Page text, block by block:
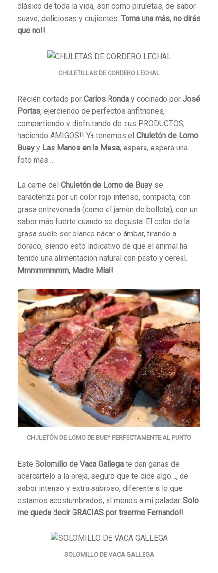
clásico de toda la vida, son como piruletas, de sabor
suave, deliciosas y crujientes. Toma una más, no dirás
que no!!
CHULETILLAS DE CORDERO LECHAL
Recién cortado por Carlos Ronday cocinado por José
Portas, ejerciendo de perfectos anfitriones,
compartiendo y disfrutando de sus PRODUCTOS,
haciendo AMIGOS!! Ya tenemos el Chuletón de Lomo
Bueyy Las Manos en la Mesa, espera, espera una
foto más…
La carne del Chuletón de Lomo de Bueyse
caracteriza por un color rojo intenso, compacta, con
grasa entrevenada (como el jamón de bellota), con un
sabor más fuerte cuando se degusta. El color de la
grasa suele ser blanco nácar o ámbar, tirando a
dorado, siendo esto indicativo de que el animal ha
tenido una alimentación natural con pasto y cereal.
Mmmmmmmm, Madre Mía!!
CHULETÓN DE LOMO DE BUEY PERFECTAMENTE AL PUNTO
Este Solomillo de Vaca Gallegate dan ganas de
acercártelo a la oreja, seguro que te dice algo…, de
sabor intenso y extra sabroso, diferente a lo que
estamos acostumbrados, al menos a mi paladar. Solo
me queda decir GRACIAS por traerme Fernando!!
SOLOMILLO DE VACA GALLEGA